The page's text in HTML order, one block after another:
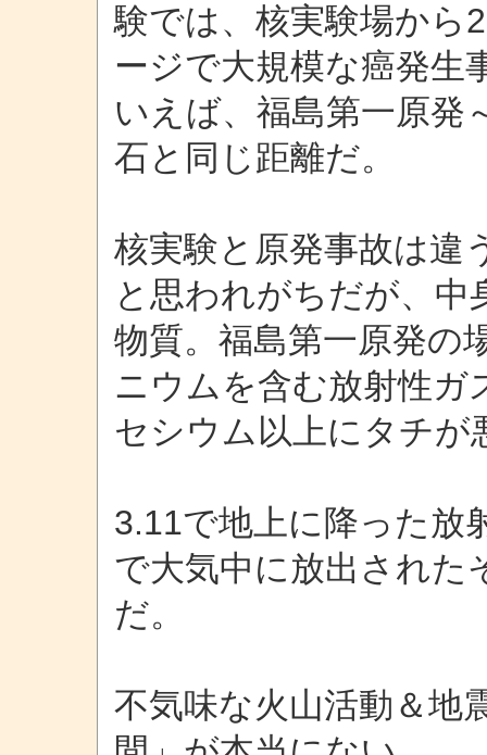
験では、核実験場から
ージで大規模な癌発生
いえば、福島第一原発
石と同じ距離だ。
核実験と原発事故は違
と思われがちだが、中
物質。福島第一原発の
ニウムを含む放射性ガ
セシウム以上にタチが
3.11で地上に降った放
で大気中に放出された
だ。
不気味な火山活動＆地